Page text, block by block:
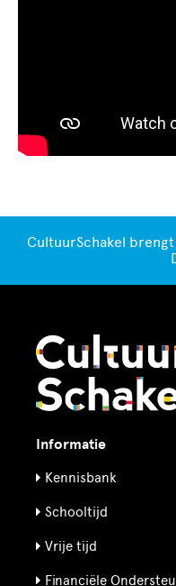
CultuurSchakel
Informatie
Kennisbank
Schooltijd
Vrije tijd
Financiële